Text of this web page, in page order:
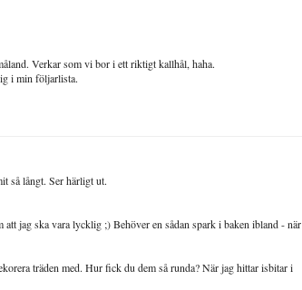
Verkar som vi bor i ett riktigt kallhål, haha.
i min följarlista.
så långt. Ser härligt ut.
jag ska vara lycklig ;) Behöver en sådan spark i baken ibland - när
träden med. Hur fick du dem så runda? När jag hittar isbitar i